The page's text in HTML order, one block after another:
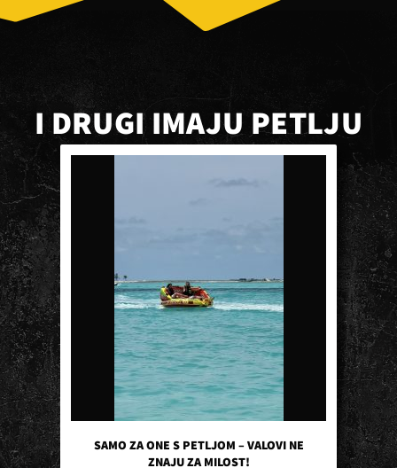
I DRUGI IMAJU PETLJU
SAMO ZA ONE S PETLJOM – VALOVI NE
ZNAJU ZA MILOST!